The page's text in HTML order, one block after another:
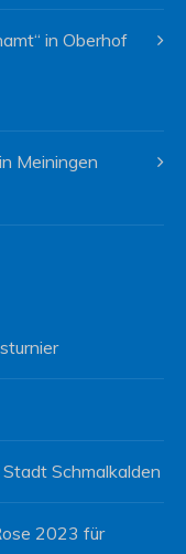
in Oberhof
Meiningen
Schmalkalden
2023 für